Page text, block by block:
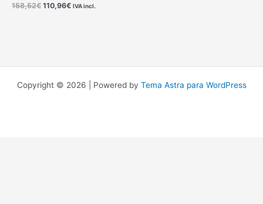
158,52€ 110,96€ IVA incl.
Copyright © 2026 | Powered by Tema Astra para WordPress